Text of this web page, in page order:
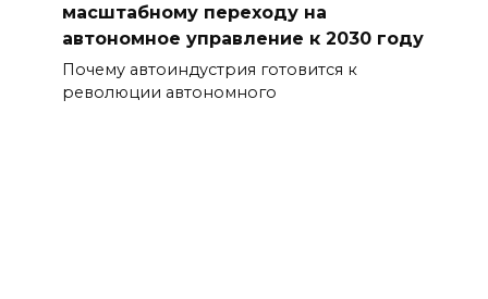
масштабному переходу на
автономное управление к 2030 году
Почему автоиндустрия готовится к
революции автономного